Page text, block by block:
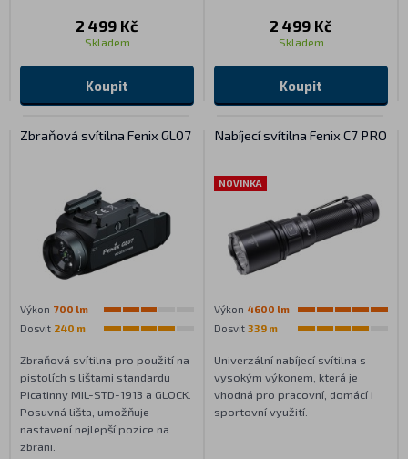
2 499 Kč
Skladem
Koupit
2 499 Kč
Skladem
Koupit
Zbraňová svítilna Fenix GL07
Výkon 700 lm
Dosvit 240 m
Zbraňová svítilna pro použití na
pistolích s lištami standardu
Picatinny MIL-STD-1913 a GLOCK.
Posuvná lišta, umožňuje
nastavení nejlepší pozice na
zbrani.
Nabíjecí svítilna Fenix C7 PRO
NOVINKA
Výkon 4600 lm
Dosvit 339 m
Univerzální nabíjecí svítilna s
vysokým výkonem, která je
vhodná pro pracovní, domácí i
sportovní využití.